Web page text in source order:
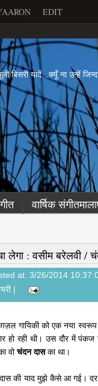
EDIT
भूली बिसरी यादें...क्यूँ ना
वार्षिक
लेगा : वसीम बरेलवी /
at: 3/26/2014
|
गायिकी को एक नया
हो रही थी। उस दौर में पंकज
वोचंदन दासका था।
की याद मुझे कैसे आ गई।